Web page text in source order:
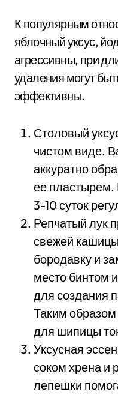
К популярным
яблочный уксус,
агрессивны, при
удаления могут
эффективны.
Столовый
чистом виде.
аккуратно
ее пластырем.
3-10 суток
Репчатый лук
свежей
бородавку и
место бинтом
для создания
Таким
для шипицы
Уксусная
соком хрена и
лепешки